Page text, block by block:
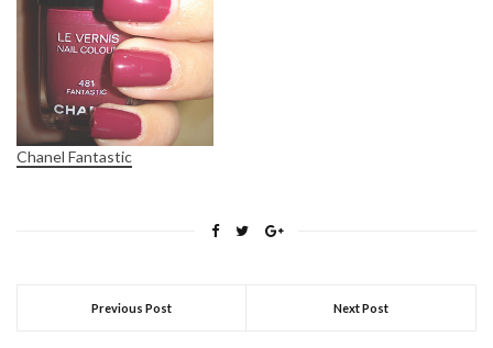
Chanel Fantastic
Previous Post Next Post